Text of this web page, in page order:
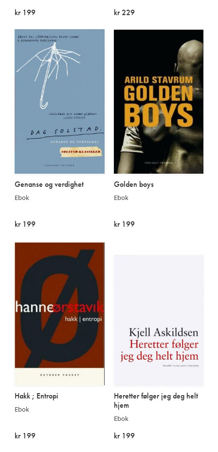
kr 199 kr 229
Genanse og verdighet
Ebok
kr 199
Golden boys
Ebok
kr 199
Hakk ; Entropi
Ebok
kr 199
Heretter følger jeg deg helt
hjem
Ebok
kr 199